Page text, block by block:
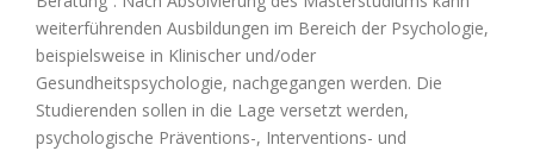
weiterführenden Ausbildungen im Bereich der Psychologie,
beispielsweise in Klinischer und/oder
Gesundheitspsychologie, nachgegangen werden. Die
Studierenden sollen in die Lage versetzt werden,
psychologische Präventions-, Interventions- und